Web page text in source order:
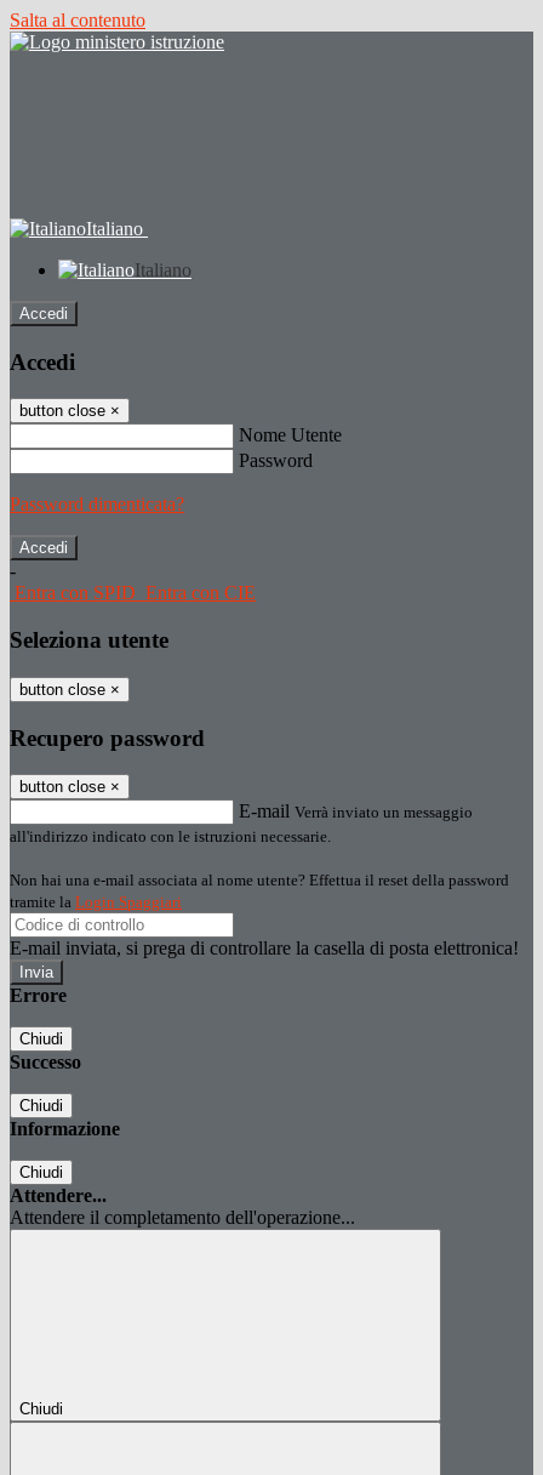
Salta al contenuto
Italiano
Italiano
Accedi
Accedi
button close ×
Nome Utente
Password
Password dimenticata?
-
Entra con SPID Entra con CIE
Seleziona utente
button close ×
Recupero password
button close ×
E-mail Verrà inviato un messaggio
all'indirizzo indicato con le istruzioni necessarie.
Non hai una e-mail associata al nome utente? Effettua il reset della password
tramite la Login Spaggiari
E-mail inviata, si prega di controllare la casella di posta elettronica!
Errore
Chiudi
Successo
Chiudi
Informazione
Chiudi
Attendere...
Attendere il completamento dell'operazione...
Chiudi